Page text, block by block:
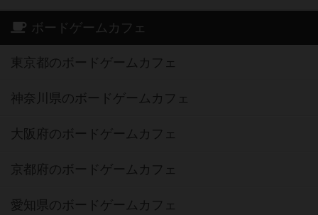
ボードゲームカフェ
東京都のボードゲームカフェ
神奈川県のボードゲームカフェ
大阪府のボードゲームカフェ
京都府のボードゲームカフェ
愛知県のボードゲームカフェ